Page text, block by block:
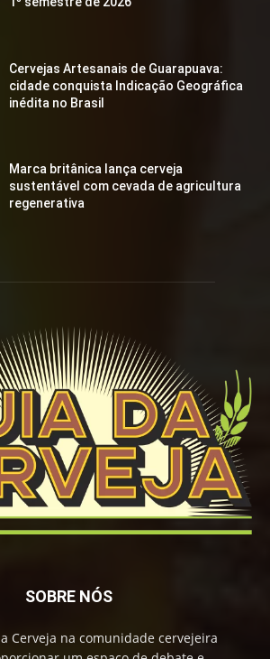
Cervejas Artesanais de Guarapuava:
cidade conquista Indicação Geográfica
inédita no Brasil
Marca britânica lança cerveja
sustentável com cevada de agricultura
regenerativa
SOBRE NÓS
Cerveja na comunidade cervejeira